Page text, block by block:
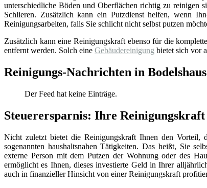
unterschiedliche Böden und Oberflächen richtig zu reinigen
Schlieren. Zusätzlich kann ein Putzdienst helfen, wenn
Reinigungsarbeiten, falls Sie schlicht nicht selbst putzen
Zusätzlich kann eine Reinigungskraft ebenso für die
entfernt werden. Solch eine Gebäudereinigung bietet sich vor
Reinigungs-Nachrichten in
Der Feed hat keine Einträge.
Steuerersparnis: Ihre Reinigungskraft
Nicht zuletzt bietet die Reinigungskraft Ihnen den Vorteil,
sogenannten haushaltsnahen Tätigkeiten. Das heißt, Sie
externe Person mit dem Putzen der Wohnung oder des
ermöglicht es Ihnen, dieses investierte Geld in Ihrer
auch in finanzieller Hinsicht von einer Reinigungskraft